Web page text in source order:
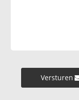
Versturen »